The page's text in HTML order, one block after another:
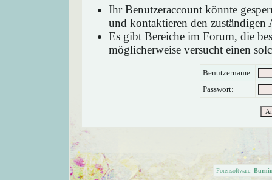
Ihr Benutzeraccount könnte
und kontaktieren den zuständigen
Es gibt Bereiche im Forum, die
möglicherweise versucht einen
Benutzername:
Passwort:
Forensoftware: